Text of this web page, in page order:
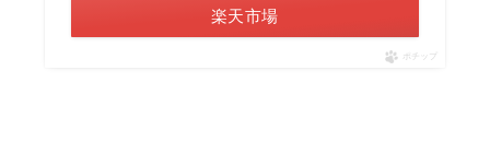
楽天市場
ポチップ